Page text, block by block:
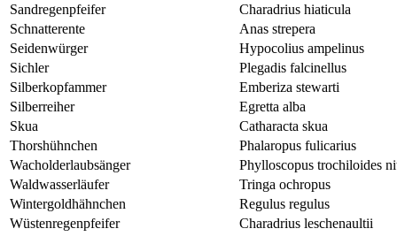
Sandregenpfeifer
Charadrius hiaticula
Schnatterente
Anas strepera
Seidenwürger
Hypocolius ampelinus
Sichler
Plegadis falcinellus
Silberkopfammer
Emberiza stewarti
Silberreiher
Egretta alba
Skua
Catharacta skua
Thorshühnchen
Phalaropus fulicarius
Wacholderlaubsänger
Phylloscopus trochiloides
Waldwasserläufer
Tringa ochropus
Wintergoldhähnchen
Regulus regulus
Wüstenregenpfeifer
Charadrius leschenaultii